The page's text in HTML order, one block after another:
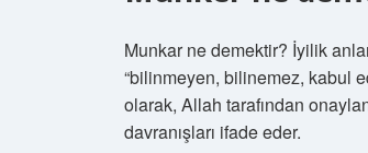
Munkar ne demektir? İyilik
“bilinmeyen, bilinemez, kabul
olarak, Allah tarafından
davranışları ifade eder.